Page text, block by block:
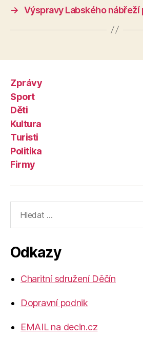
→ Výspravy Labského nábřeží
Zprávy
Sport
Děti
Kultura
Turisti
Politika
Firmy
vyhledávání:
Odkazy
Charitní sdružení Děčín
Dopravní podnik
EMAIL na decin.cz